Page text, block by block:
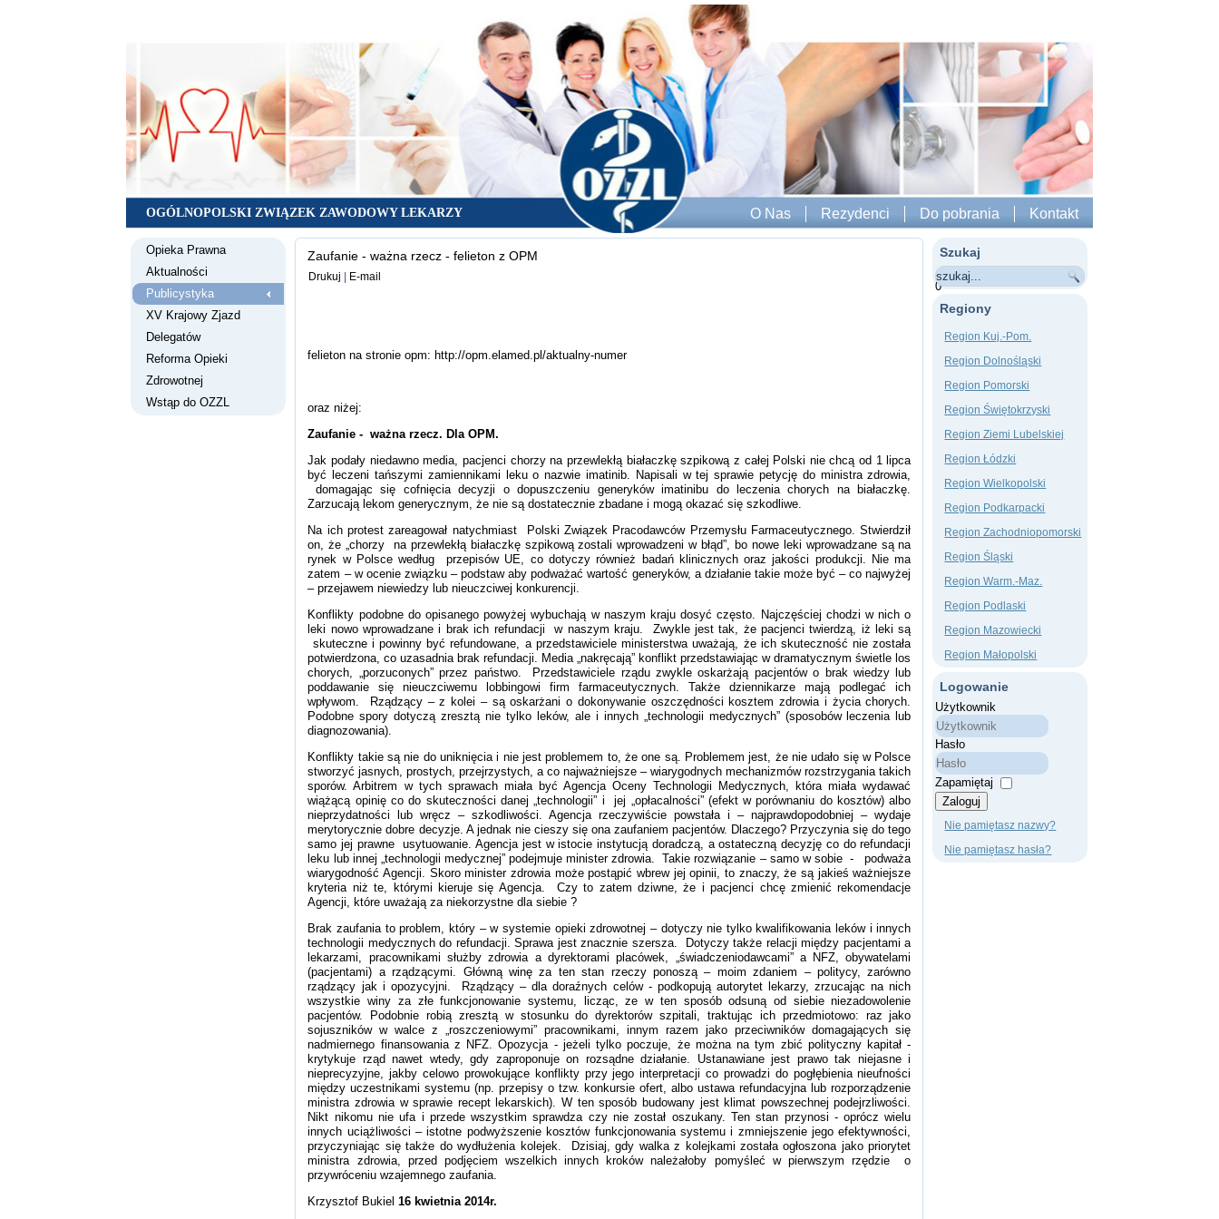
OGÓLNOPOLSKI ZWIĄZEK ZAWODOWY LEKARZY O Nas Rezydenci Do pobrania Kontakt
Opieka Prawna
Aktualności
Publicystyka
XV Krajowy Zjazd
Delegatów
Reforma Opieki
Zdrowotnej
Wstąp do OZZL
Zaufanie - ważna rzecz - felieton z OPM
Drukuj E-mail
felieton na stronie opm: http://opm.elamed.pl/aktualny-numer
oraz niżej:
Zaufanie - ważna rzecz. Dla OPM.
Jak podały niedawno media, pacjenci chorzy na przewlekłą białaczkę szpikową z całej Polski nie chcą od 1 lipca
być leczeni tańszymi zamiennikami leku o nazwie imatinib. Napisali w tej sprawie petycję do ministra zdrowia,
domagając się cofnięcia decyzji o dopuszczeniu generyków imatinibu do leczenia chorych na białaczkę.
Zarzucają lekom generycznym, że nie są dostatecznie zbadane i mogą okazać się szkodliwe.
Na ich protest zareagował natychmiast Polski Związek Pracodawców Przemysłu Farmaceutycznego. Stwierdził
on, że „chorzy na przewlekłą białaczkę szpikową zostali wprowadzeni w błąd”, bo nowe leki wprowadzane są na
rynek w Polsce według przepisów UE, co dotyczy również badań klinicznych oraz jakości produkcji. Nie ma
zatem – w ocenie związku – podstaw aby podważać wartość generyków, a działanie takie może być – co najwyżej
– przejawem niewiedzy lub nieuczciwej konkurencji.
Konflikty podobne do opisanego powyżej wybuchają w naszym kraju dosyć często. Najczęściej chodzi w nich o
leki nowo wprowadzane i brak ich refundacji w naszym kraju. Zwykle jest tak, że pacjenci twierdzą, iż leki są
skuteczne i powinny być refundowane, a przedstawiciele ministerstwa uważają, że ich skuteczność nie została
potwierdzona, co uzasadnia brak refundacji. Media „nakręcają” konflikt przedstawiając w dramatycznym świetle los
chorych, „porzuconych” przez państwo. Przedstawiciele rządu zwykle oskarżają pacjentów o brak wiedzy lub
poddawanie się nieuczciwemu lobbingowi firm farmaceutycznych. Także dziennikarze mają podlegać ich
wpływom. Rządzący – z kolei – są oskarżani o dokonywanie oszczędności kosztem zdrowia i życia chorych.
Podobne spory dotyczą zresztą nie tylko leków, ale i innych „technologii medycznych” (sposobów leczenia lub
diagnozowania).
Konflikty takie są nie do uniknięcia i nie jest problemem to, że one są. Problemem jest, że nie udało się w Polsce
stworzyć jasnych, prostych, przejrzystych, a co najważniejsze – wiarygodnych mechanizmów rozstrzygania takich
sporów. Arbitrem w tych sprawach miała być Agencja Oceny Technologii Medycznych, która miała wydawać
wiążącą opinię co do skuteczności danej „technologii” i jej „opłacalności” (efekt w porównaniu do kosztów) albo
nieprzydatności lub wręcz – szkodliwości. Agencja rzeczywiście powstała i – najprawdopodobniej – wydaje
merytorycznie dobre decyzje. A jednak nie cieszy się ona zaufaniem pacjentów. Dlaczego? Przyczynia się do tego
samo jej prawne usytuowanie. Agencja jest w istocie instytucją doradczą, a ostateczną decyzję co do refundacji
leku lub innej „technologii medycznej” podejmuje minister zdrowia. Takie rozwiązanie – samo w sobie - podważa
wiarygodność Agencji. Skoro minister zdrowia może postąpić wbrew jej opinii, to znaczy, że są jakieś ważniejsze
kryteria niż te, którymi kieruje się Agencja. Czy to zatem dziwne, że i pacjenci chcę zmienić rekomendacje
Agencji, które uważają za niekorzystne dla siebie ?
Brak zaufania to problem, który – w systemie opieki zdrowotnej – dotyczy nie tylko kwalifikowania leków i innych
technologii medycznych do refundacji. Sprawa jest znacznie szersza. Dotyczy także relacji między pacjentami a
lekarzami, pracownikami służby zdrowia a dyrektorami placówek, „świadczeniodawcami” a NFZ, obywatelami
(pacjentami) a rządzącymi. Główną winę za ten stan rzeczy ponoszą – moim zdaniem – politycy, zarówno
rządzący jak i opozycyjni. Rządzący – dla doraźnych celów - podkopują autorytet lekarzy, zrzucając na nich
wszystkie winy za złe funkcjonowanie systemu, licząc, ze w ten sposób odsuną od siebie niezadowolenie
pacjentów. Podobnie robią zresztą w stosunku do dyrektorów szpitali, traktując ich przedmiotowo: raz jako
sojuszników w walce z „roszczeniowymi” pracownikami, innym razem jako przeciwników domagających się
nadmiernego finansowania z NFZ. Opozycja - jeżeli tylko poczuje, że można na tym zbić polityczny kapitał -
krytykuje rząd nawet wtedy, gdy zaproponuje on rozsądne działanie. Ustanawiane jest prawo tak niejasne i
nieprecyzyjne, jakby celowo prowokujące konflikty przy jego interpretacji co prowadzi do pogłębienia nieufności
między uczestnikami systemu (np. przepisy o tzw. konkursie ofert, albo ustawa refundacyjna lub rozporządzenie
ministra zdrowia w sprawie recept lekarskich). W ten sposób budowany jest klimat powszechnej podejrzliwości.
Nikt nikomu nie ufa i przede wszystkim sprawdza czy nie został oszukany. Ten stan przynosi - oprócz wielu
innych uciążliwości – istotne podwyższenie kosztów funkcjonowania systemu i zmniejszenie jego efektywności,
przyczyniając się także do wydłużenia kolejek. Dzisiaj, gdy walka z kolejkami została ogłoszona jako priorytet
ministra zdrowia, przed podjęciem wszelkich innych kroków należałoby pomyśleć w pierwszym rzędzie o
przywróceniu wzajemnego zaufania.
Krzysztof Bukiel16 kwietnia 2014r.
Szukaj
0
Regiony
Region Kuj.-Pom.
Region Dolnośląski
Region Pomorski
Region Świętokrzyski
Region Ziemi Lubelskiej
Region Łódzki
Region Wielkopolski
Region Podkarpacki
Region Zachodniopomorski
Region Śląski
Region Warm.-Maz.
Region Podlaski
Region Mazowiecki
Region Małopolski
Logowanie
Użytkownik
Hasło
Zapamiętaj
Zaloguj
Nie pamiętasz nazwy?
Nie pamiętasz hasła?